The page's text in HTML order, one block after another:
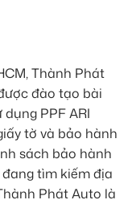
Thành Phát
đào tạo bài
PPF ARI
tờ và bảo hành
sách bảo hành
tìm kiếm địa
Phát Auto là